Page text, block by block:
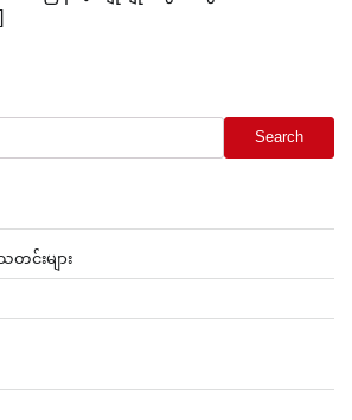
Search
းများ